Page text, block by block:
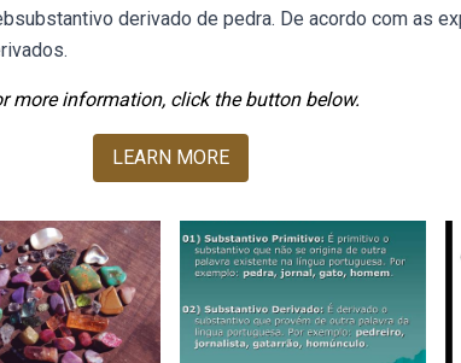
derivado de pedra. De acordo com as
more information, click the button below.
LEARN MORE